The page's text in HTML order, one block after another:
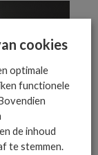
cookies
optimale
functionele
de inhoud
te stemmen.